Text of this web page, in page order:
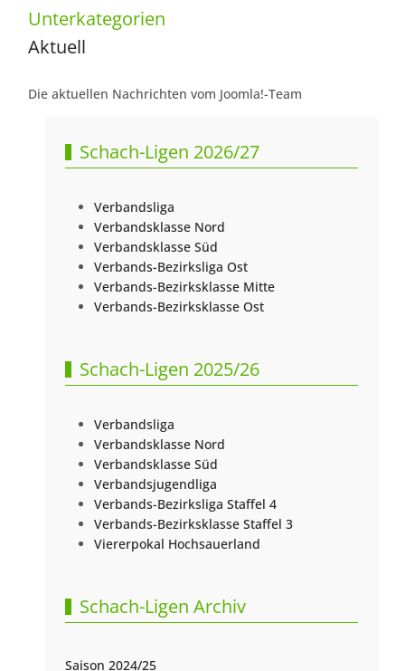
Unterkategorien
Aktuell
Die aktuellen Nachrichten vom Joomla!-Team
Schach-Ligen 2026/27
Verbandsliga
Verbandsklasse Nord
Verbandsklasse Süd
Verbands-Bezirksliga Ost
Verbands-Bezirksklasse Mitte
Verbands-Bezirksklasse Ost
Schach-Ligen 2025/26
Verbandsliga
Verbandsklasse Nord
Verbandsklasse Süd
Verbandsjugendliga
Verbands-Bezirksliga Staffel 4
Verbands-Bezirksklasse Staffel 3
Viererpokal Hochsauerland
Schach-Ligen Archiv
Saison 2024/25